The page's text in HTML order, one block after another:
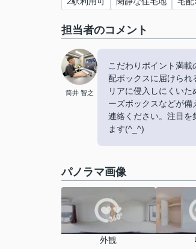
担当者のコメント
筒井 智之
こだわりポイント満
配ボックスに届けられ
リアに侵入しにくい
ーズボックスなどが
連絡ください。注目を
ます(^_^)
パノラマ画像
外観